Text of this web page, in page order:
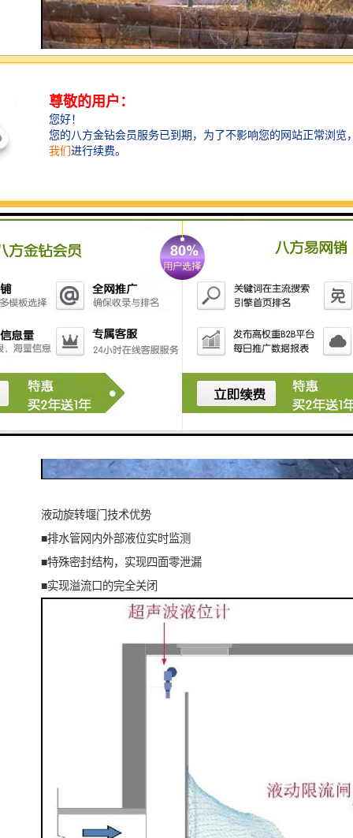
液动旋转堰门技术优势
■排水管网内外部液位实时监测
■特殊密封结构，实现四面零泄漏
■实现溢流口的完全关闭